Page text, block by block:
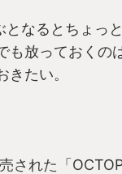
ただ作れるので
せて」だ。
ど、この能力を
て見た時くらい
となるとちょっ
も放っておくの
きたい。
された「